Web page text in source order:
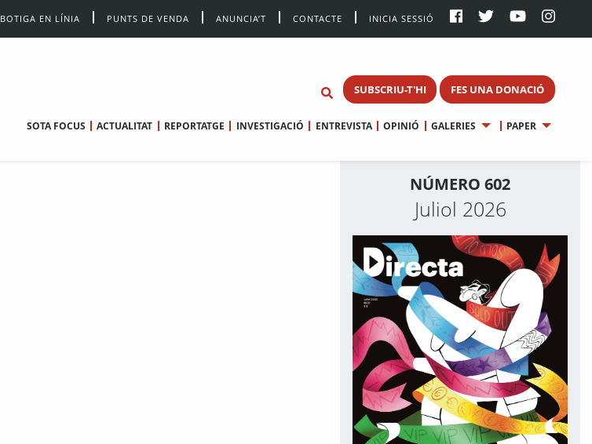
BOTIGA EN LÍNIA PUNTS DE VENDA ANUNCIA’T CONTACTE INICIA SESSIÓ
SUBSCRIU-T'HI FES UNA DONACIÓ
SOTA FOCUS ACTUALITAT REPORTATGE INVESTIGACIÓ ENTREVISTA OPINIÓ GALERIES PAPER
NÚMERO 602
Juliol 2026